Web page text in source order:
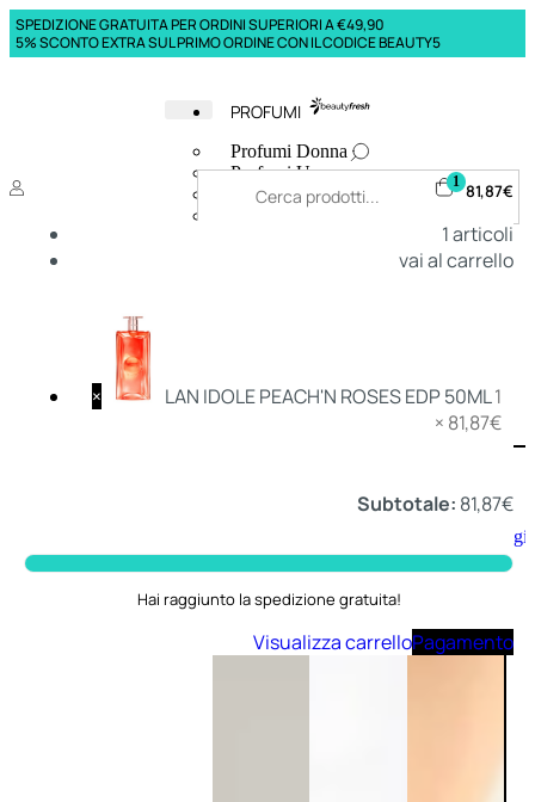
SPEDIZIONE GRATUITA PER ORDINI SUPERIORI A €49,90
5% SCONTO EXTRA SUL PRIMO ORDINE CON IL CODICE BEAUTY5
PROFUMI
Profumi Donna
Profumi Uomo
Deodoranti Donna
Aggiungi
al
1 81,87€
1articoli
vai al carrello
× LAN IDOLE PEACH'N ROSES EDP 50ML1
× 81,87€
Subtotale: 81,87€
Hai raggiunto la spedizione gratuita!
Visualizza carrelloPagamento